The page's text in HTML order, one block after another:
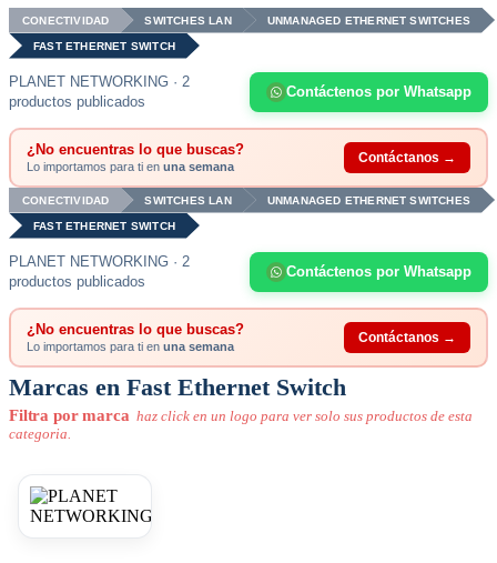
CONECTIVIDAD SWITCHES LAN UNMANAGED ETHERNET SWITCHES
FAST ETHERNET SWITCH
PLANET NETWORKING · 2
productos publicados
Contáctenos por Whatsapp
¿No encuentras lo que buscas?
Lo importamos para ti en una semana
Contáctanos →
CONECTIVIDAD SWITCHES LAN UNMANAGED ETHERNET SWITCHES
FAST ETHERNET SWITCH
PLANET NETWORKING · 2
productos publicados
Contáctenos por Whatsapp
¿No encuentras lo que buscas?
Lo importamos para ti en una semana
Contáctanos →
Marcas en Fast Ethernet Switch
Filtra por marca haz click en un logo para ver solo sus productos de esta
categoria.